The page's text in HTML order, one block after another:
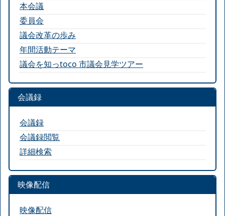
本会議
委員会
議会改革の歩み
年間活動テーマ
議会を知っtoco 市議会見学ツアー
会議録
会議録
会議録閲覧
詳細検索
映像配信
映像配信